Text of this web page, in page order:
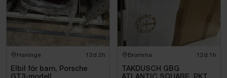
Haninge 12d 2h
Elbil för barn, Porsche
Bromma 12d 1h
TAKDUSCH GBG